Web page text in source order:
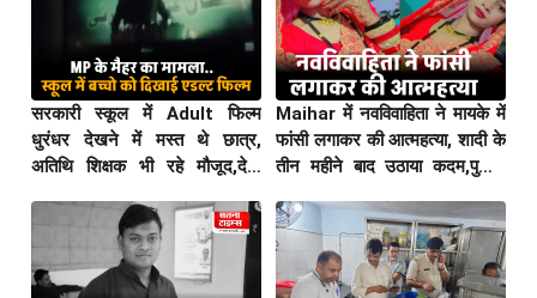
सरकारी स्कूल में Adult फिल्म
धुरंधर देखने में मस्त थे छात्र,
अतिथि शिक्षक भी रहे मौजूद,देखे
Maihar में नवविवाहिता ने मायके में
फांसी लगाकर की आत्महत्या, शादी के
तीन महीने बाद उठाया कदम,पुलिस